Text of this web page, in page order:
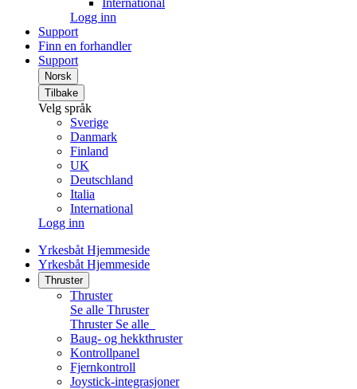
International
Logg inn
Support
Finn en forhandler
Support
Norsk
Tilbake
Velg språk
Sverige
Danmark
Finland
UK
Deutschland
Italia
International
Logg inn
Yrkesbåt Hjemmeside
Yrkesbåt Hjemmeside
Thruster
Thruster
Se alle Thruster
Thruster Se alle
Baug- og hekkthruster
Kontrollpanel
Fjernkontroll
Joystick-integrasjoner